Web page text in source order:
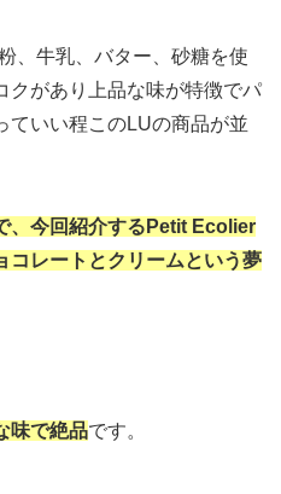
、牛乳、バター、砂糖を使
クがあり上品な味が特徴でパ
ていい程このLUの商品が並
、今回紹介するPetit Ecolier
コレートとクリームという夢
味で絶品です。